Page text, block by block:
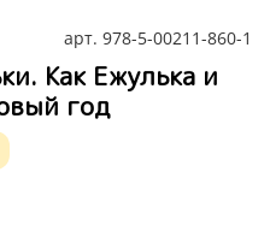
арт. 978-5-00211-860-1
Как Ежулька и
год